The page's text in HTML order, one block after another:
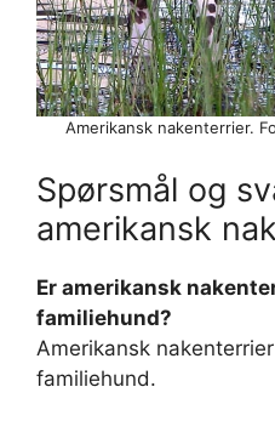
Amerikansk nakenterrier.
Spørsmål og
amerikansk
Er amerikansk
familiehund?
Amerikansk
familiehund.